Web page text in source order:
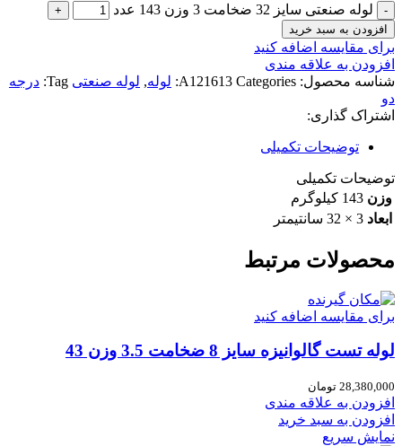
لوله صنعتی سایز 32 ضخامت 3 وزن 143 عدد
افزودن به سبد خرید
برای مقایسه اضافه کنید
افزودن به علاقه مندی
شناسه محصول:
A121613 Categories: لوله, لوله صنعتی Tag: درجه
دو
اشتراک گذاری:
توضیحات تکمیلی
توضیحات تکمیلی
وزن 143 کیلوگرم
ابعاد 3 × 32 سانتیمتر
محصولات مرتبط
برای مقایسه اضافه کنید
لوله تست گالوانیزه سایز 8 ضخامت 3.5 وزن 43
28,380,000 تومان
افزودن به علاقه مندی
افزودن به سبد خرید
نمایش سریع